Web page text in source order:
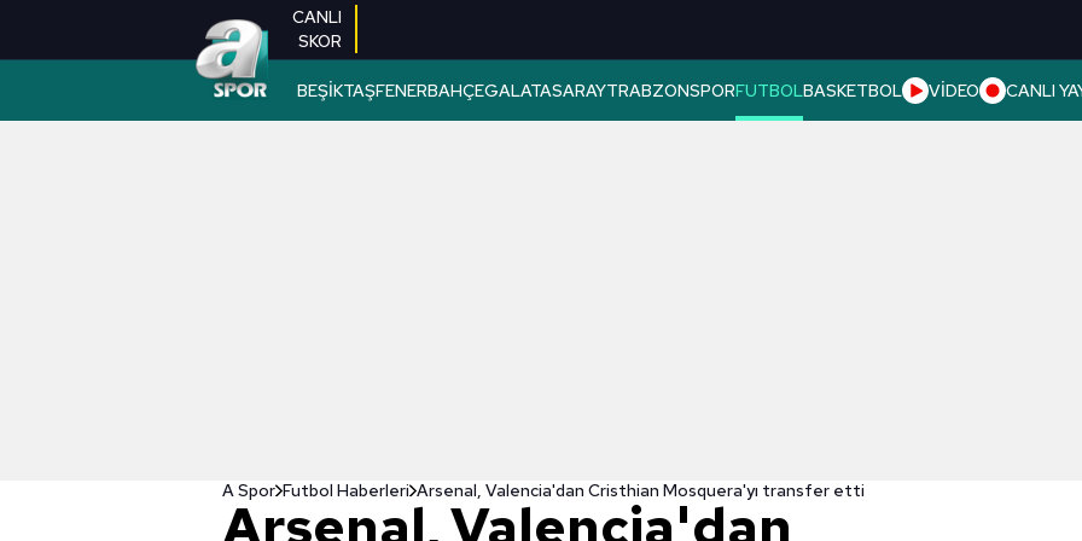
CANLI
SKOR
BEŞİKTAŞFENERBAHÇEGALATASARAYTRABZONSPORFUTBOLBASKETBOL VİDEO CANLI
A Spor Futbol Haberleri Arsenal, Valencia'dan Cristhian Mosquera'yı transfer etti
Arsenal, Valencia'dan